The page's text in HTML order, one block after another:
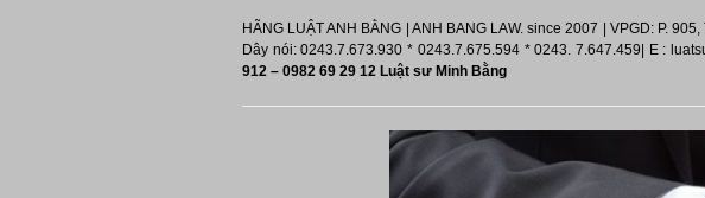
HÃNG LUẬT ANH BẰNG | ANH BANG LAW. since 2007 | VPGD: P.
Dây nói: 0243.7.673.930 * 0243.7.675.594 * 0243. 7.647.459| E :
912 – 0982 69 29 12 Luật sư Minh Bằng